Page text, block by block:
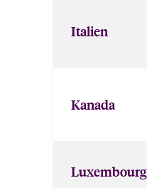
Italien
Kanada
Luxembourg